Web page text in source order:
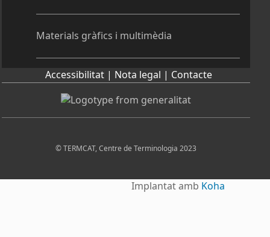
Materials gràfics i multimèdia
Accessibilitat | Nota legal | Contacte
© TERMCAT, Centre de Terminologia 2023
Implantat amb Koha